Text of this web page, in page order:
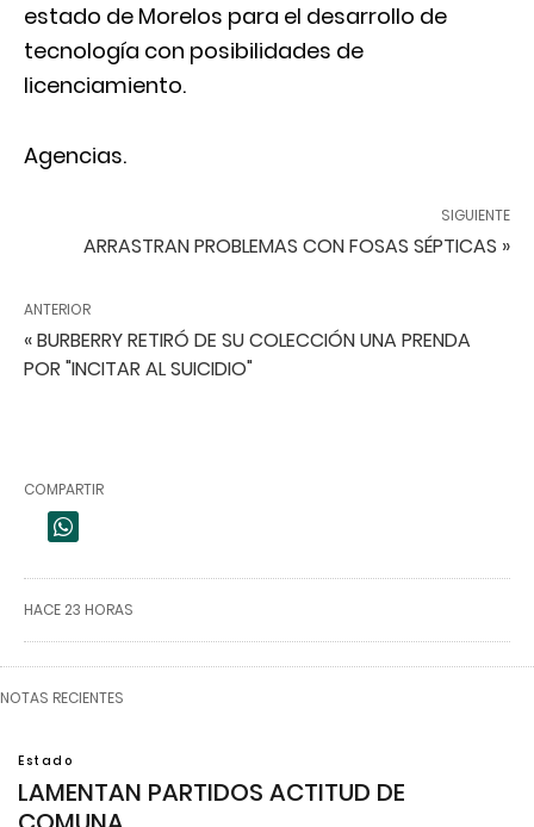
estado de Morelos para el desarrollo de
tecnología con posibilidades de
licenciamiento.
Agencias.
SIGUIENTE
ARRASTRAN PROBLEMAS CON FOSAS SÉPTICAS »
ANTERIOR
« BURBERRY RETIRÓ DE SU COLECCIÓN UNA PRENDA
POR "INCITAR AL SUICIDIO"
COMPARTIR
HACE 23 HORAS
NOTAS RECIENTES
Estado
LAMENTAN PARTIDOS ACTITUD DE